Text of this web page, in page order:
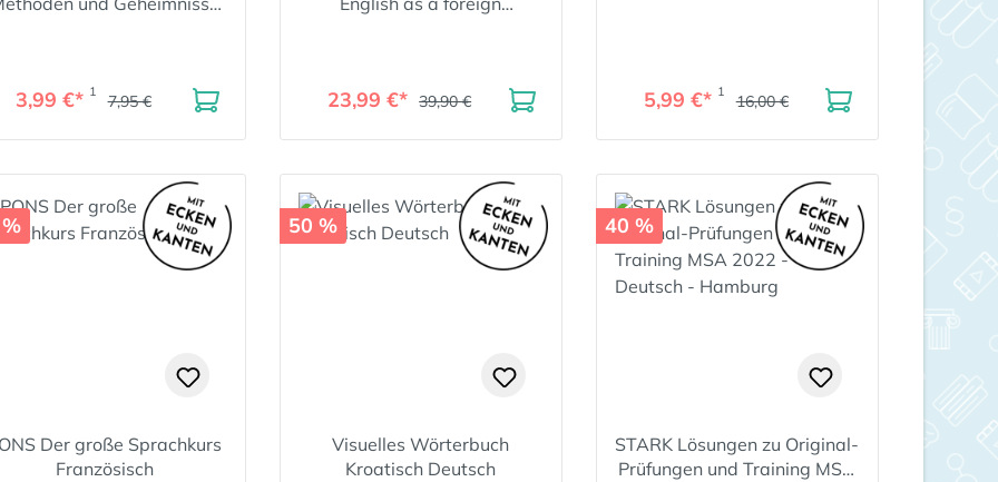
3,99 €* 1 7,95 € 23,99 €* 39,90 € 5,99 €* 1 16,00 €
Der große Sprachkurs
Französisch
50 %
Visuelles Wörterbuch
Kroatisch Deutsch
40 %
STARK Lösungen zu Original-
Prüfungen und Training MSA